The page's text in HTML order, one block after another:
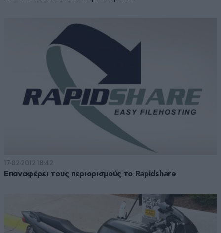
17·02·2012 18:42
Επαναφέρει τους περιορισμούς το Rapidshare